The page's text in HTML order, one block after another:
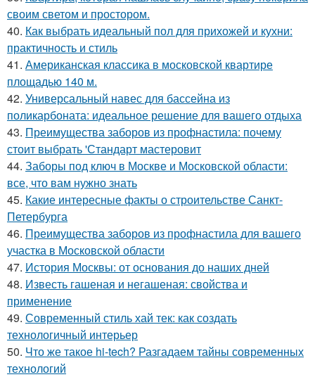
своим светом и простором.
40. Как выбрать идеальный пол для прихожей и кухни:
практичность и стиль
41. Американская классика в московской квартире
площадью 140 м.
42. Универсальный навес для бассейна из
поликарбоната: идеальное решение для вашего отдыха
43. Преимущества заборов из профнастила: почему
стоит выбрать 'Стандарт мастеровит
44. Заборы под ключ в Москве и Московской области:
все, что вам нужно знать
45. Какие интересные факты о строительстве Санкт-
Петербурга
46. Преимущества заборов из профнастила для вашего
участка в Московской области
47. История Москвы: от основания до наших дней
48. Известь гашеная и негашеная: свойства и
применение
49. Современный стиль хай тек: как создать
технологичный интерьер
50. Что же такое hi-tech? Разгадаем тайны современных
технологий